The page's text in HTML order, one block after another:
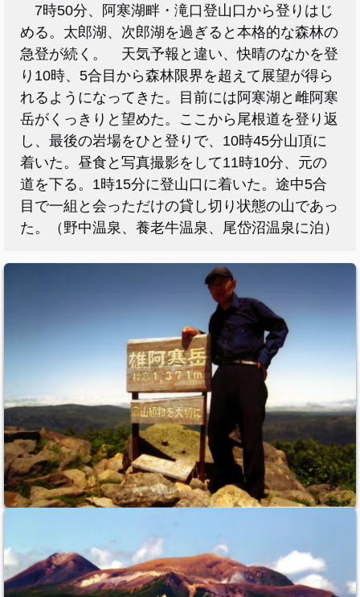
7時50分、阿寒湖畔・滝口登山口から登りはじ
める。太郎湖、次郎湖を過ぎると本格的な森林の
急登が続く。 天気予報と違い、快晴のなかを登
り10時、5合目から森林限界を超えて展望が得ら
れるようになってきた。目前には阿寒湖と雌阿寒
岳がくっきりと望めた。ここから尾根道を登り返
し、最後の岩場をひと登りで、10時45分山頂に
着いた。昼食と写真撮影をして11時10分、元の
道を下る。1時15分に登山口に着いた。途中5合
目で一組と会っただけの貸し切り状態の山であっ
た。（野中温泉、養老牛温泉、尾岱沼温泉に泊）